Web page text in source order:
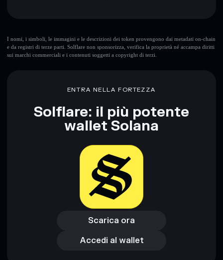
I nomi, i simboli, le immagini e le descrizioni dei token provengono dai metadati on-chain
e da registri di terze parti. Solflare non sponsorizza, verifica la proprietà né accampa diritti
sui marchi commerciali e i contenuti soggetti a copyright di terzi.
ENTRA NELLA FORTEZZA
Solflare: il più potente
wallet Solana
Scarica ora
Scarica ora
Accedi al wallet
Accedi al wallet